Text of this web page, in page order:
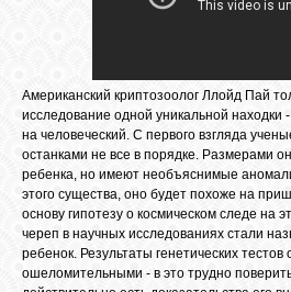
СВЯЗЬ
ВХОД
RSS
Американский криптозоолог Ллойд Пай
исследование одной уникальной находки
на человеческий. С первого взгляда
останками не все в порядке. Размерами
ребенка, но имеют необъяснимые
этого существа, оно будет похоже на
основу гипотезу о космическом следе на
череп в научных исследованиях стали
ребенок. Результаты генетических тестов
ошеломительными - в это трудно